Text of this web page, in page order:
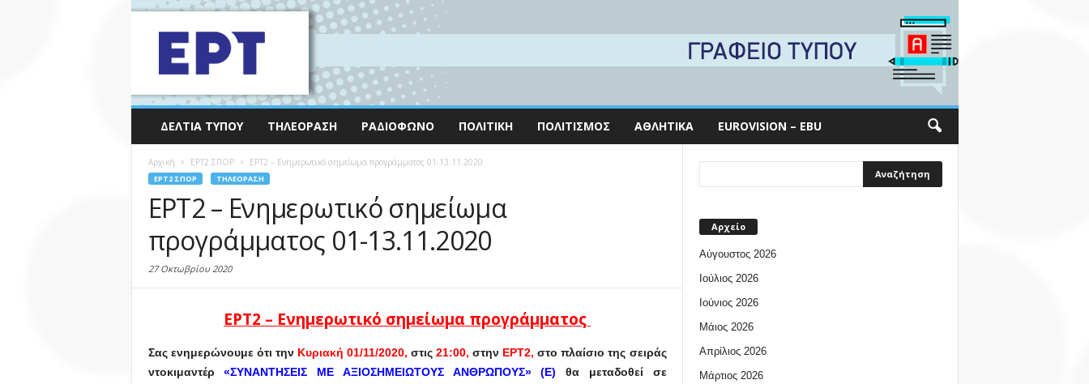
ΔΕΛΤΊΑ ΤΎΠΟΥ ΤΗΛΕΌΡΑΣΗ ΡΑΔΙΌΦΩΝΟ ΠΟΛΙΤΙΚΉ ΠΟΛΙΤΙΣΜΌΣ ΑΘΛΗΤΙΚΆ EUROVISION – EBU
Αρχική EΡΤ2 ΣΠΟΡ ΕΡΤ2 – Ενημερωτικό σημείωμα προγράμματος 01-13.11.2020
EΡΤ2 ΣΠΟΡ ΤΗΛΕΌΡΑΣΗ
ΕΡΤ2 – Ενημερωτικό σημείωμα
προγράμματος 01-13.11.2020
27 Οκτωβρίου 2020
ΕΡΤ2 – Ενημερωτικό σημείωμα προγράμματος
Σας ενημερώνουμε ότι την Κυριακή 01/11/2020, στις21:00, στην ΕΡΤ2, στο πλαίσιο της σειράς
ντοκιμαντέρ«ΣΥΝΑΝΤΗΣΕΙΣ ΜΕ ΑΞΙΟΣΗΜΕΙΩΤΟΥΣ ΑΝΘΡΩΠΟΥΣ» (E) θα μεταδοθεί σε
Αρχείο
Αύγουστος 2026
Ιούλιος 2026
Ιούνιος 2026
Μάιος 2026
Απρίλιος 2026
Μάρτιος 2026